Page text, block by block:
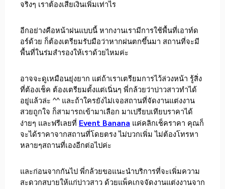
จริงๆ เราต้องเสียเงินเพิ่มเท่าไร
อีกอย่างคือหน้าฝนแบบนี้ หากงานเรามีการใช้พื้นที่เอาท์ด
อร์ด้วย ก็ต้องเตรียมรับมือว่าหากฝนตกขึ้นมา สถานที่จะมี
พื้นที่ในร่มสำรองให้เราด้วยไหมค่ะ
อาจจะดูเหมือนยุ่งยาก แต่ถ้าเราเตรียมการไว้ล่วงหน้า รู้สิ่ง
ที่ต้องเช็ค ต้องเตรียมตั้งแต่เนิ่นๆ พี่กล้วยว่าบ่าวสาวทำได้
อยู่แล้วล่ะ ^^ และถ้าใครยังไม่เจอสถานที่จัดงานแต่งงาน
สวยถูกใจ ก็สามารถเข้ามาเลือก มาเปรียบเทียบราคาได้
ง่ายๆ และฟรีเลยที่ Event Banana แค่คลิกเช็คราคา คุณก็
จะได้ราคาจากสถานที่โดยตรง ไม่บวกเพิ่ม ไม่ต้องโทรหา
หลายๆสถานที่เองอีกต่อไปค่ะ
และก่อนจากกันไป พี่กล้วยขอแนะนำบริการที่จะเพิ่มความ
สะดวกสบายให้แก่บ่าวสาว ด้วยแพ็คเกจจัดงานแต่งงานจาก